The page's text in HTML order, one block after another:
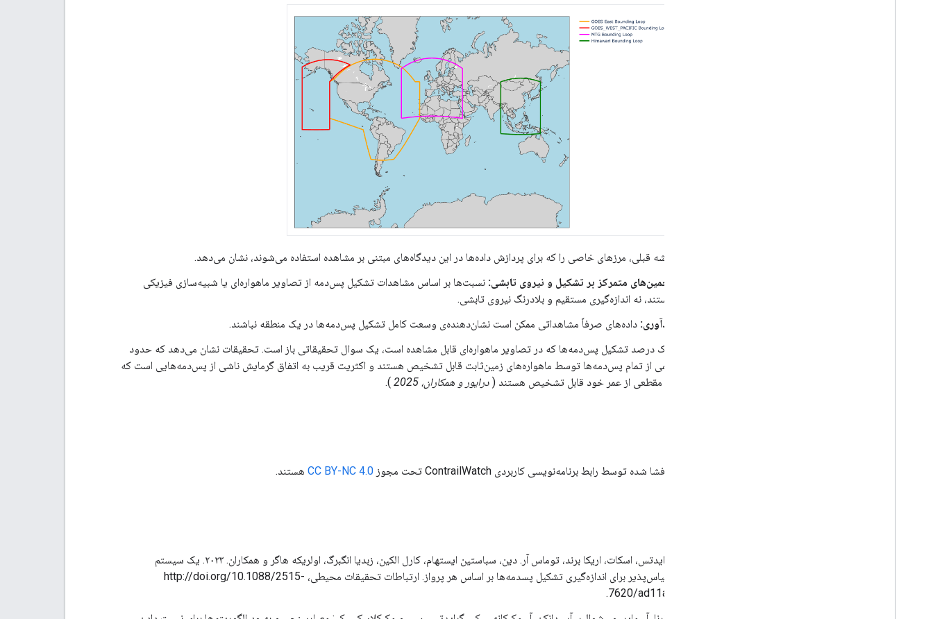
نقشه قبلی، مرزهای خاصی را که برای پردازش داده‌ها در این دیدگاه‌های مبتنی بر مشاهده استفاده می‌شوند، نشان می‌دهد.
تخمین‌های متمرکز بر تشکیل و نیروی تابشی: نسبت‌ها بر اساس مشاهدات تشکیل پس‌دمه از تصاویر ماهواره‌ای یا شبیه‌سازی فیزیکی
هستند، نه اندازه‌گیری مستقیم و بلادرنگ نیروی تابشی.
یادآوری: داده‌های صرفاً مشاهداتی ممکن است نشان‌دهنده‌ی وسعت کامل تشکیل پس‌دمه‌ها در یک منطقه نباشند.
درک درصد تشکیل پس‌دمه‌ها که در تصاویر ماهواره‌ای قابل مشاهده است، یک سوال تحقیقاتی باز است. تحقیقات نشان می‌دهد که حدود
نیمی از تمام پس‌دمه‌ها توسط ماهواره‌های زمین‌ثابت قابل تشخیص هستند و اکثریت قریب به اتفاق گرمایش ناشی از پس‌دمه‌هایی است که
در مقطعی از عمر خود قابل تشخیص هستند ( درایور و همکاران، 2025 ).
داده‌های افشا شده توسط رابط برنامه‌نویسی کاربردی ContrailWatch تحت مجوز CC BY-NC 4.0 هستند.
گرایدتس، اسکات، اریکا برند، توماس آر. دین، سباستین ایستهام، کارل الکین، زبدیا انگبرگ، اولریکه هاگر و همکاران. ۲۰۲۳. یک سیستم
مقیاس‌پذیر برای اندازه‌گیری تشکیل پسدمه‌ها بر اساس هر پرواز. ارتباطات تحقیقات محیطی، http://doi.org/10.1088/2515-
7620/ad11ab.